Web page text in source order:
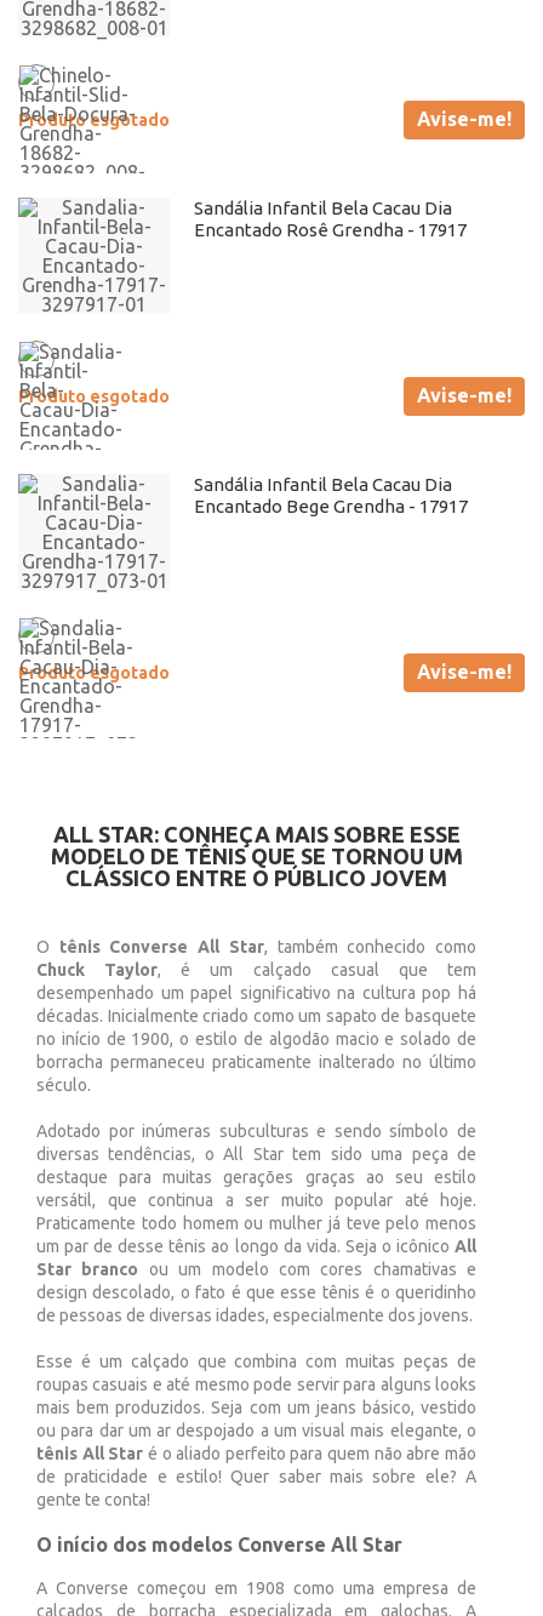
Produto esgotado Avise-me!
Sandália Infantil Bela Cacau Dia
Encantado Rosê Grendha - 17917
Produto esgotado Avise-me!
Sandália Infantil Bela Cacau Dia
Encantado Bege Grendha - 17917
Produto esgotado Avise-me!
ALL STAR: CONHEÇA MAIS SOBRE ESSE
MODELO DE TÊNIS QUE SE TORNOU UM
CLÁSSICO ENTRE O PÚBLICO JOVEM
O tênis Converse All Star, também conhecido como
Chuck Taylor, é um calçado casual que tem
desempenhado um papel significativo na cultura pop há
décadas. Inicialmente criado como um sapato de basquete
no início de 1900, o estilo de algodão macio e solado de
borracha permaneceu praticamente inalterado no último
século.
Adotado por inúmeras subculturas e sendo símbolo de
diversas tendências, o All Star tem sido uma peça de
destaque para muitas gerações graças ao seu estilo
versátil, que continua a ser muito popular até hoje.
Praticamente todo homem ou mulher já teve pelo menos
um par de desse tênis ao longo da vida. Seja o icônico All
Star branco ou um modelo com cores chamativas e
design descolado, o fato é que esse tênis é o queridinho
de pessoas de diversas idades, especialmente dos jovens.
Esse é um calçado que combina com muitas peças de
roupas casuais e até mesmo pode servir para alguns looks
mais bem produzidos. Seja com um jeans básico, vestido
ou para dar um ar despojado a um visual mais elegante, o
tênis All Star é o aliado perfeito para quem não abre mão
de praticidade e estilo! Quer saber mais sobre ele? A
gente te conta!
O início dos modelos Converse All Star
A Converse começou em 1908 como uma empresa de
calçados de borracha especializada em galochas. A